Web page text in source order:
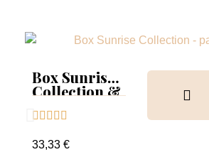
Box Sunrise
Collection &
    
33,33 €